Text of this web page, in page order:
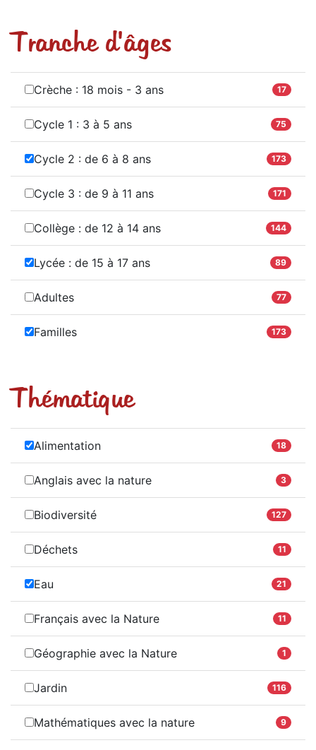
Tranche d'âges
Crèche : 18 mois - 3 ans 17
Cycle 1 : 3 à 5 ans 75
Cycle 2 : de 6 à 8 ans 173
Cycle 3 : de 9 à 11 ans 171
Collège : de 12 à 14 ans 144
Lycée : de 15 à 17 ans 89
Adultes 77
Familles 173
Thématique
Alimentation 18
Anglais avec la nature 3
Biodiversité 127
Déchets 11
Eau 21
Français avec la Nature 11
Géographie avec la Nature 1
Jardin 116
Mathématiques avec la nature 9